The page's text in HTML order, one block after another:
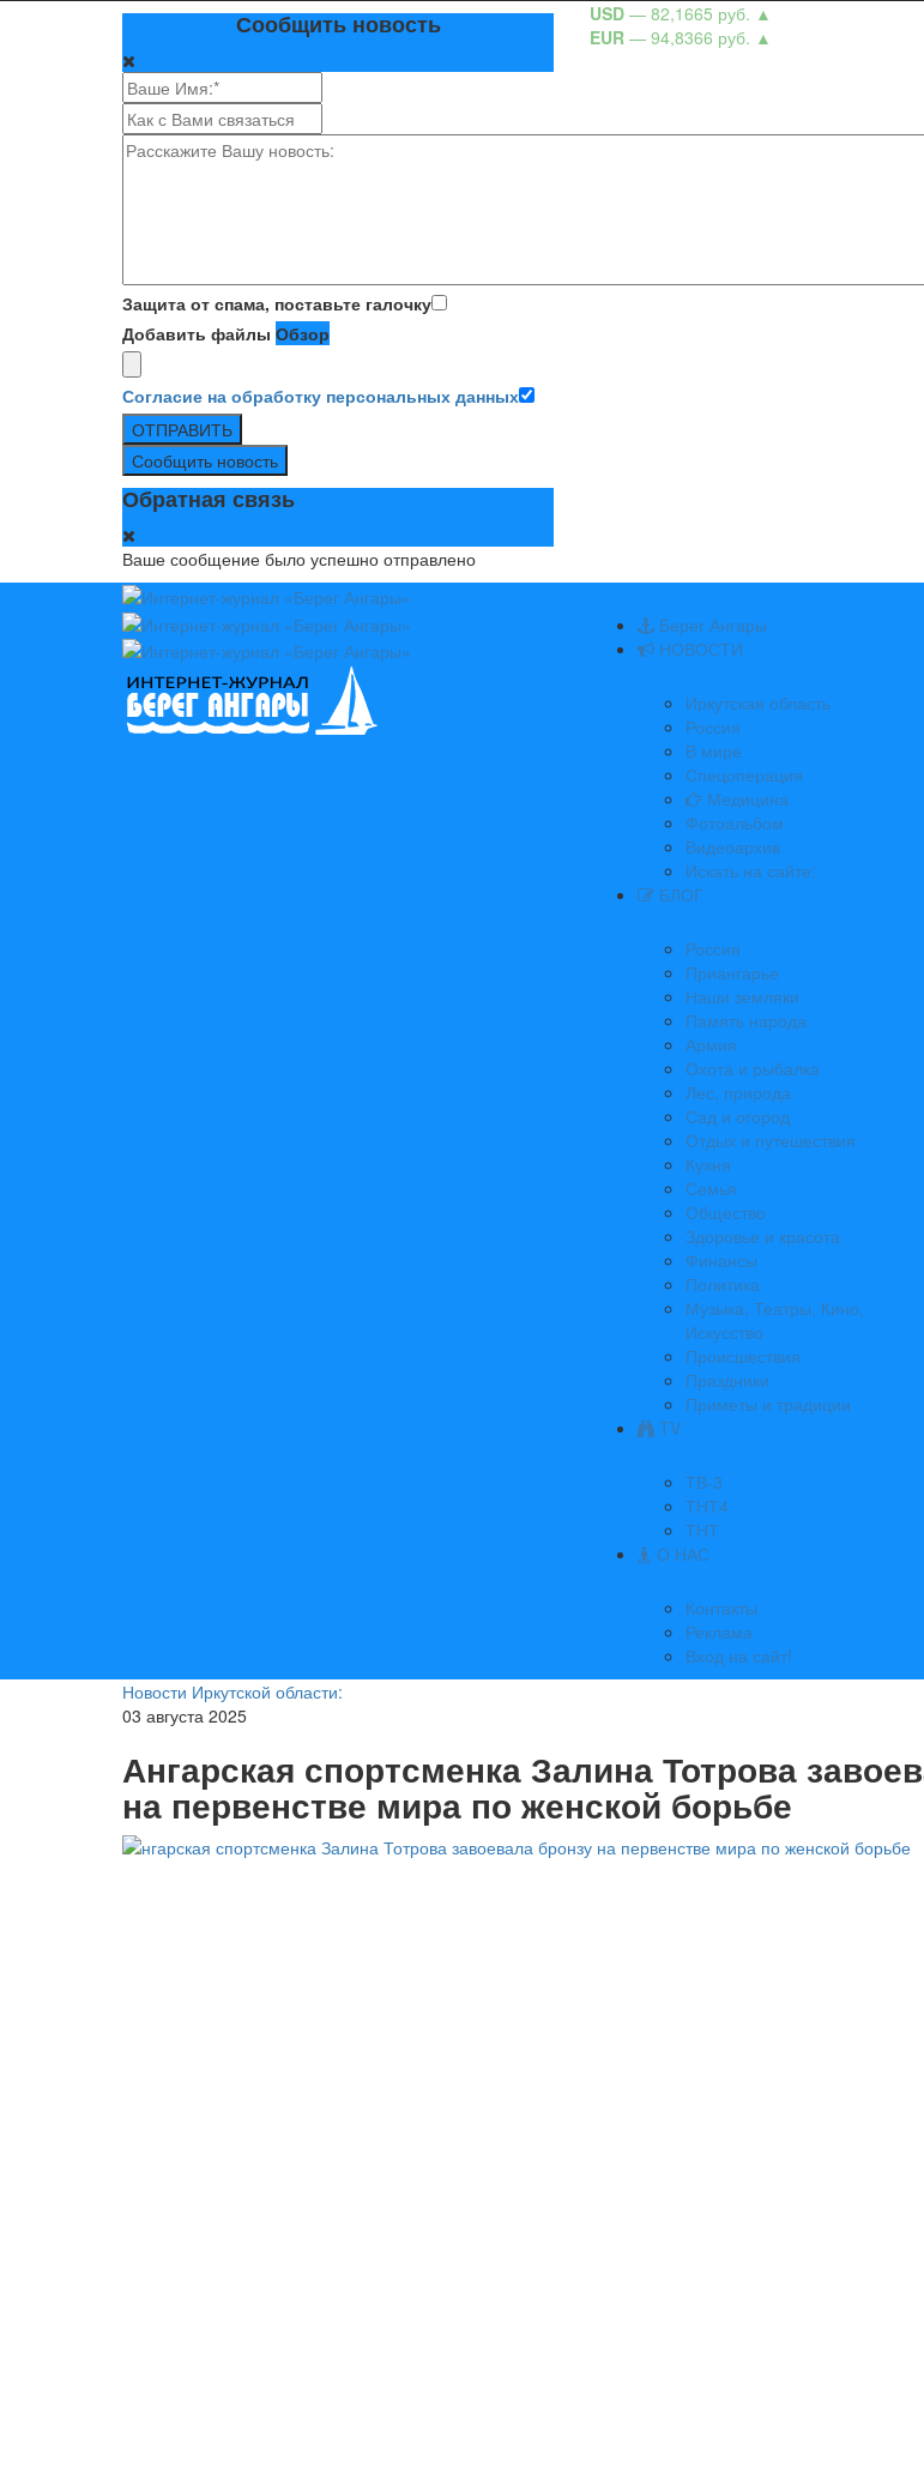
Сообщить новость
Защита от спама, поставьте галочку
Добавить файлы Обзор
Согласие на обработку персональных данных
ОТПРАВИТЬ
Сообщить новость
Обратная связь
Ваше сообщение было успешно отправлено
USD — 82,1665 руб. ▲
EUR — 94,8366 руб. ▲
Берег Ангары
НОВОСТИ
Иркутская область
Россия
В мире
Спецоперация
Медицина
Фотоальбом
Видеоархив
Искать на сайте:
БЛОГ
Россия
Приангарье
Наши земляки
Память народа
Армия
Охота и рыбалка
Лес, природа
Сад и огород
Отдых и путешествия
Кухня
Семья
Общество
Здоровье и красота
Финансы
Политика
Музыка, Театры, Кино,
Искусство
Происшествия
Праздники
Приметы и традиции
TV
ТВ-3
ТНТ4
ТНТ
О НАС
Контакты
Реклама
Вход на сайт!
Новости Иркутской области:
03 августа 2025
Ангарская спортсменка Залина Тотрова
на первенстве мира по женской борьбе